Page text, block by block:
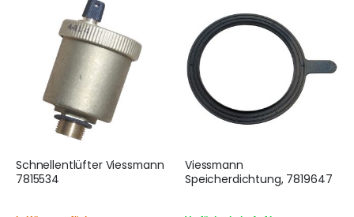
Schnellentlüfter Viessmann
7815534
Viessmann
Speicherdichtung, 7819647